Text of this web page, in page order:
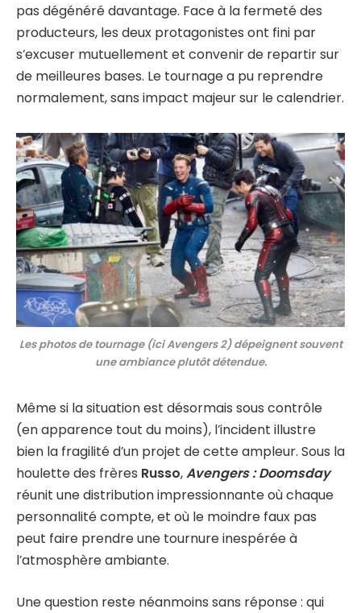
pas dégénéré davantage. Face à la fermeté des
producteurs, les deux protagonistes ont fini par
s’excuser mutuellement et convenir de repartir sur
de meilleures bases. Le tournage a pu reprendre
normalement, sans impact majeur sur le calendrier.
Les photos de tournage (ici Avengers 2) dépeignent souvent
une ambiance plutôt détendue.
Même si la situation est désormais sous contrôle
(en apparence tout du moins), l’incident illustre
bien la fragilité d’un projet de cette ampleur. Sous la
houlette des frères Russo,Avengers : Doomsday
réunit une distribution impressionnante où chaque
personnalité compte, et où le moindre faux pas
peut faire prendre une tournure inespérée à
l’atmosphère ambiante.
Une question reste néanmoins sans réponse : qui